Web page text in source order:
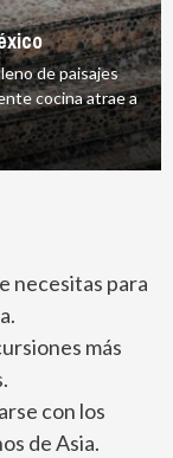
de paisajes
cocina atrae a
necesitas para
más
con los
de Asia.